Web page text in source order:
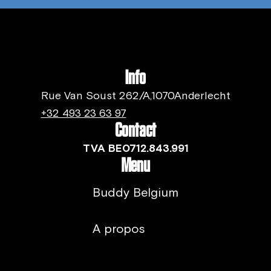
Info
Rue Van Soust 262/A,1070Anderlecht
+32 493 23 63 97
Contact
TVA BE0712.843.991
Menu
Buddy Belgium
A propos